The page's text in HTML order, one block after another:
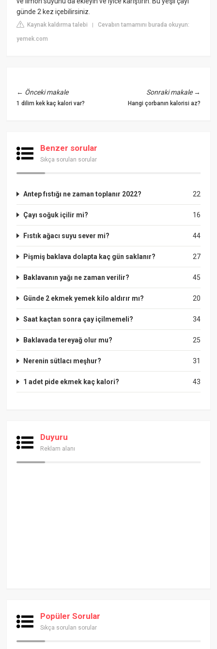
günde 2 kez içebilirsiniz.
Kaynak kaldırma talebi |Cevabın tamamını burada okuyun:
yemek.com
← Önceki makale
1 dilim kek kaç kalori var?
Sonraki makale→
Hangi çorbanın kalorisi az?
Benzer sorular
Sıkça sorulan sorular
22
Antep fıstığı ne zaman toplanır 2022?
16
Çayı soğuk içilir mi?
44
Fıstık ağacı suyu sever mi?
27
Pişmiş baklava dolapta kaç gün saklanır?
45
Baklavanın yağı ne zaman verilir?
20
Günde 2 ekmek yemek kilo aldırır mı?
34
Saat kaçtan sonra çay içilmemeli?
25
Baklavada tereyağ olur mu?
31
Nerenin sütlacı meşhur?
43
1 adet pide ekmek kaç kalori?
Duyuru
Reklam alanı
Popüler Sorular
Sıkça sorulan sorular